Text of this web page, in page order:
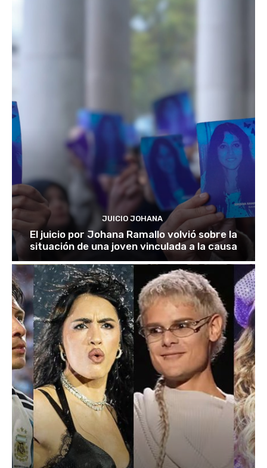
JUICIO JOHANA
El juicio por Johana Ramallo volvió sobre la
situación de una joven vinculada a la causa